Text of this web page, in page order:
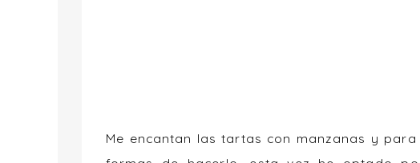
Me encantan las tartas con manzanas y